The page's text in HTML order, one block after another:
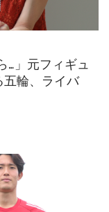
…」元フィギュ
五輪、ライバ